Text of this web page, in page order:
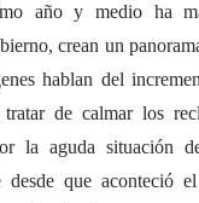
año y medio ha
crean un
hablan del
de calmar los
la aguda situación
desde que aconteció